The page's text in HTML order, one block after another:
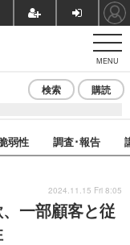
MENU
検索 購読
弱性 調査･報告
一部顧客と従
2024.11.15 Fri 8:05